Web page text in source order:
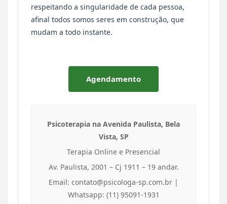
respeitando a singularidade de cada pessoa,
afinal todos somos seres em construção, que
mudam a todo instante.
Agendamento
Psicoterapia na Avenida Paulista, Bela
Vista, SP
Terapia Online e Presencial
Av. Paulista, 2001 – Cj 1911 – 19 andar.
Email: contato@psicologa-sp.com.br |
Whatsapp: (11) 95091-1931